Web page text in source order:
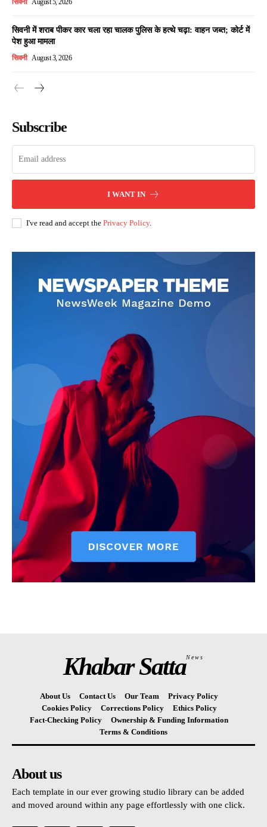
सिवनी August 5, 2026
सिवनी में शराब पीकर कार चला रहा चालक पुलिस के हत्थे चढ़ा: वाहन जब्त; कोर्ट में
पेश हुआ मामला
सिवनी August 3, 2026
Subscribe
I WANT IN
I've read and accept the Privacy Policy.
Khabar SattaNews
About Us Contact Us Our Team
Privacy Policy
Cookies Policy
Corrections Policy
Ethics Policy
Fact-Checking Policy
Ownership & Funding Information
Terms & Conditions
About us
Each template in our ever growing studio library can be added
and moved around within any page effortlessly with one click.